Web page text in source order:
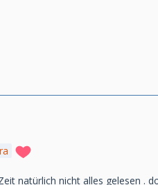
natürlich nicht alles gelesen .